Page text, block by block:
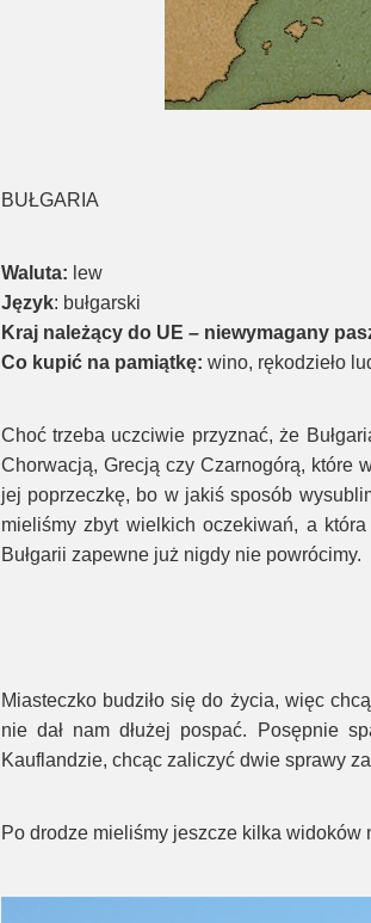
BUŁGARIA
Waluta: lew
Język: bułgarski
Kraj należący do UE – niewymagany
Co kupić na pamiątkę: wino, rękodzieło
Choć trzeba uczciwie przyznać, że
Chorwacją, Grecją czy Czarnogórą, które
jej poprzeczkę, bo w jakiś sposób
mieliśmy zbyt wielkich oczekiwań, a
Bułgarii zapewne już nigdy nie powrócimy.
Miasteczko budziło się do życia, więc
nie dał nam dłużej pospać. Posępnie
Kauflandzie, chcąc zaliczyć dwie sprawy
Po drodze mieliśmy jeszcze kilka widoków